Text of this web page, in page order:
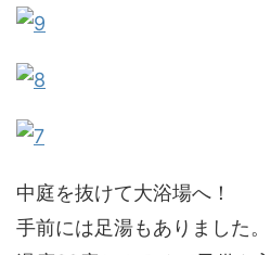
中庭を抜けて大浴場へ！
手前には足湯もありました。